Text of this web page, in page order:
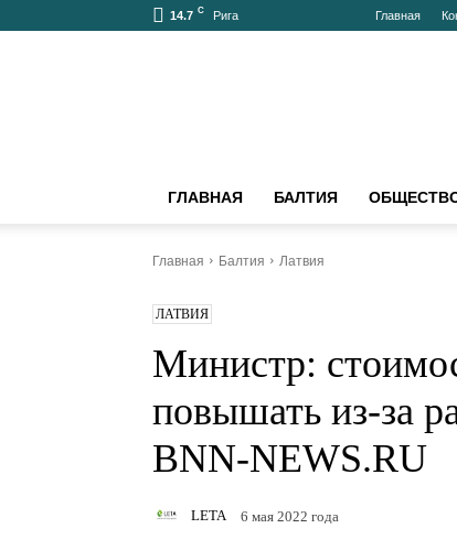
14.7 C Рига Главная
БАЛТИИ
ГЛАВНАЯ БАЛТИЯ
Главная Балтия Латвия
ЛАТВИЯ
Министр:
планируется
растущих цен
NEWS.RU